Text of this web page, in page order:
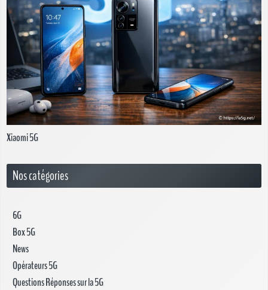
Xiaomi 5G
Nos catégories
6G
Box 5G
News
Opérateurs 5G
Questions Réponses sur la 5G